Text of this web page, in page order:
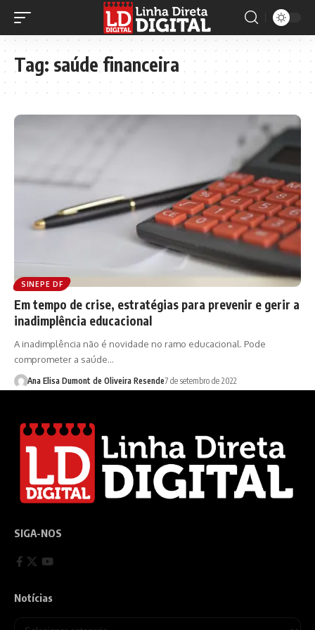
Tag: saúde financeira
SINEPE DF
Em tempo de crise, estratégias para prevenir e gerir a
inadimplência educacional
A inadimplência não é novidade no ramo educacional. Pode
comprometer a saúde…
Ana Elisa Dumont de Oliveira Resende7 de setembro de 2022
SIGA-NOS
Notícias